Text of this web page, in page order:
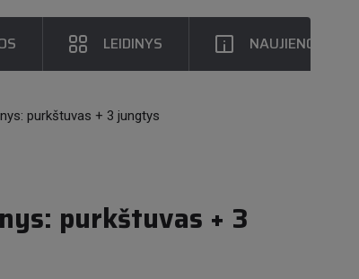
LEIDINYS NAUJIENOS
purkštuvas + 3 jungtys
purkštuvas + 3